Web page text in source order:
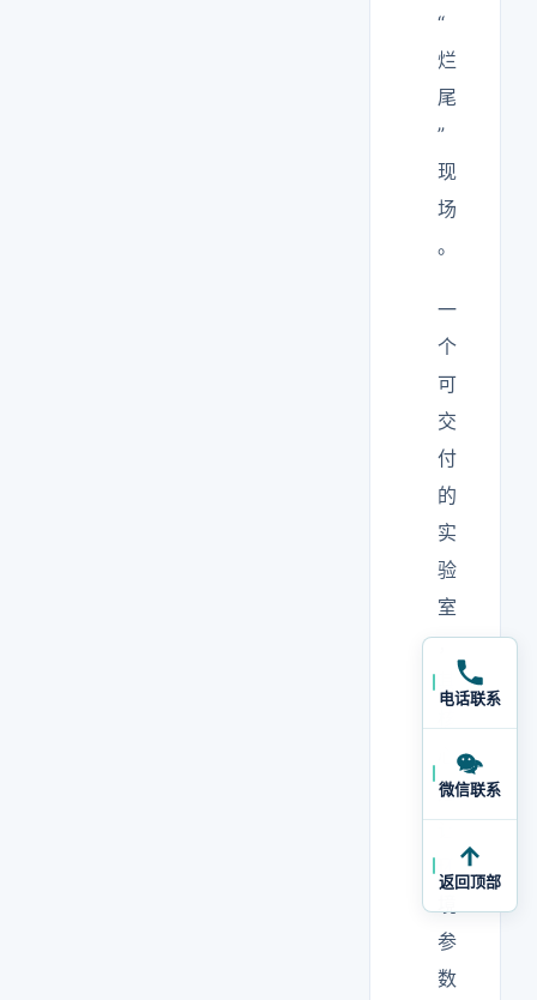
“
烂
尾
”
现
场
。
一
个
可
交
付
的
实
验
室
，
是
环
参
数
电话联系
微信联系
返回顶部